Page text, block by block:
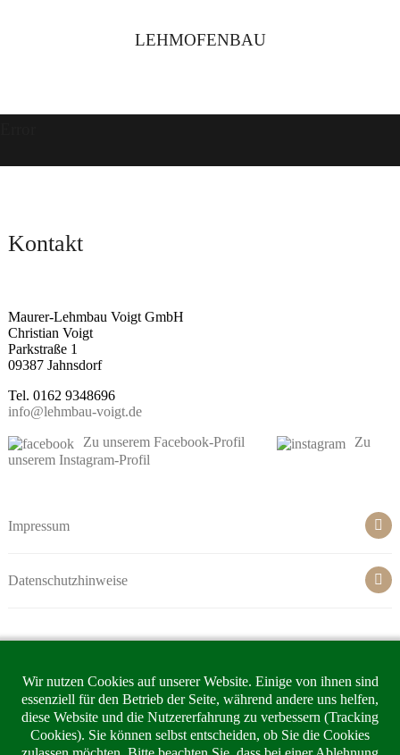
LEHMOFENBAU
Kontakt
Maurer-Lehmbau Voigt GmbH
Christian Voigt
Parkstraße 1
09387 Jahnsdorf
Tel. 0162 9348696
info@lehmbau-voigt.de
Zu unserem Facebook-Profil
Zu
unserem Instagram-Profil
Impressum
Datenschutzhinweise
Mauerarbeiten
Lehmbau
Luftkalkputze
Wir nutzen Cookies auf unserer Website. Einige von ihnen sind
essenziell für den Betrieb der Seite, während andere uns helfen,
diese Website und die Nutzererfahrung zu verbessern (Tracking
Cookies). Sie können selbst entscheiden, ob Sie die Cookies